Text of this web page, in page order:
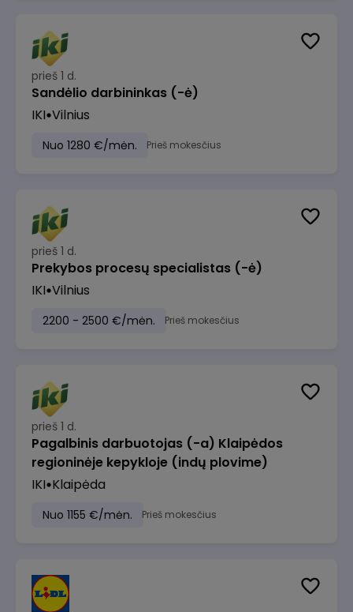
prieš 1 d.
Sandėlio darbininkas (-ė)
IKI Vilnius
Nuo 1280 €/mėn. Prieš mokesčius
prieš 1 d.
Prekybos procesų specialistas (-ė)
IKI Vilnius
2200 - 2500 €/mėn. Prieš mokesčius
prieš 1 d.
Pagalbinis darbuotojas (-a) Klaipėdos
regioninėje kepykloje (indų plovime)
IKI Klaipėda
Nuo 1155 €/mėn. Prieš mokesčius